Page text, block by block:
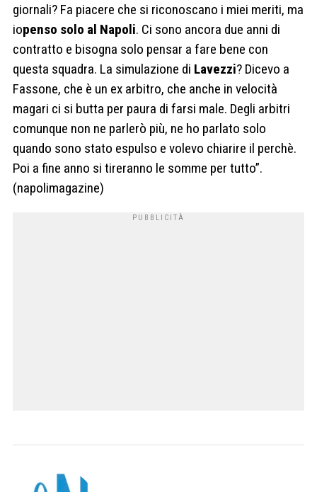
giornali? Fa piacere che si riconoscano i miei meriti, ma
iopenso solo al Napoli. Ci sono ancora due anni di
contratto e bisogna solo pensar a fare bene con
questa squadra. La simulazione di Lavezzi? Dicevo a
Fassone, che è un ex arbitro, che anche in velocità
magari ci si butta per paura di farsi male. Degli arbitri
comunque non ne parlerò più, ne ho parlato solo
quando sono stato espulso e volevo chiarire il perchè.
Poi a fine anno si tireranno le somme per tutto”.
(napolimagazine)